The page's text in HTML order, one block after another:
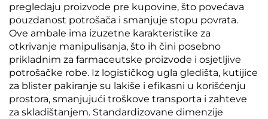
pregledaju proizvode pre kupovine, što povećava
pouzdanost potrošača i smanjuje stopu povrata.
Ove ambale ima izuzetne karakteristike za
otkrivanje manipulisanja, što ih čini posebno
prikladnim za farmaceutske proizvode i osjetljive
potrošačke robe. Iz logističkog ugla gledišta, kutijice
za blister pakiranje su lakiše i efikasni u korišćenju
prostora, smanjujući troškove transporta i zahteve
za skladištanjem. Standardizovane dimenzije